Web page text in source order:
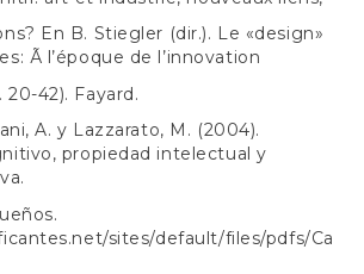
En B. Stiegler (dir.). Le «design»
Ã l’époque de l’innovation
42). Fayard.
A. y Lazzarato, M. (2004).
propiedad intelectual y
sites/default/files/pdfs/Ca